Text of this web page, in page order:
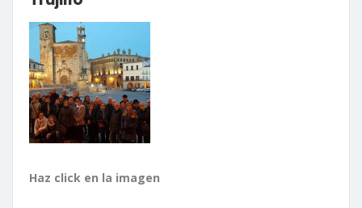
Haz click en la imagen